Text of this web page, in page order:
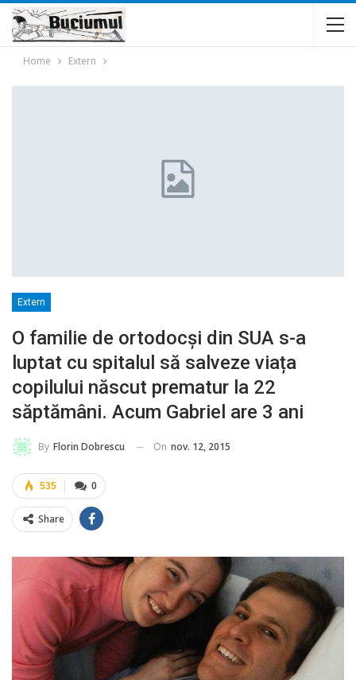
Home Extern
Extern
O familie de ortodocși din SUA s-a
luptat cu spitalul să salveze viața
copilului născut prematur la 22
săptămâni. Acum Gabriel are 3 ani
By Florin Dobrescu On nov. 12, 2015
0
535
Share